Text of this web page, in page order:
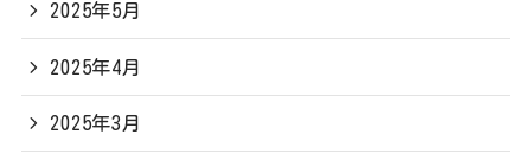
2025年5月
2025年4月
2025年3月